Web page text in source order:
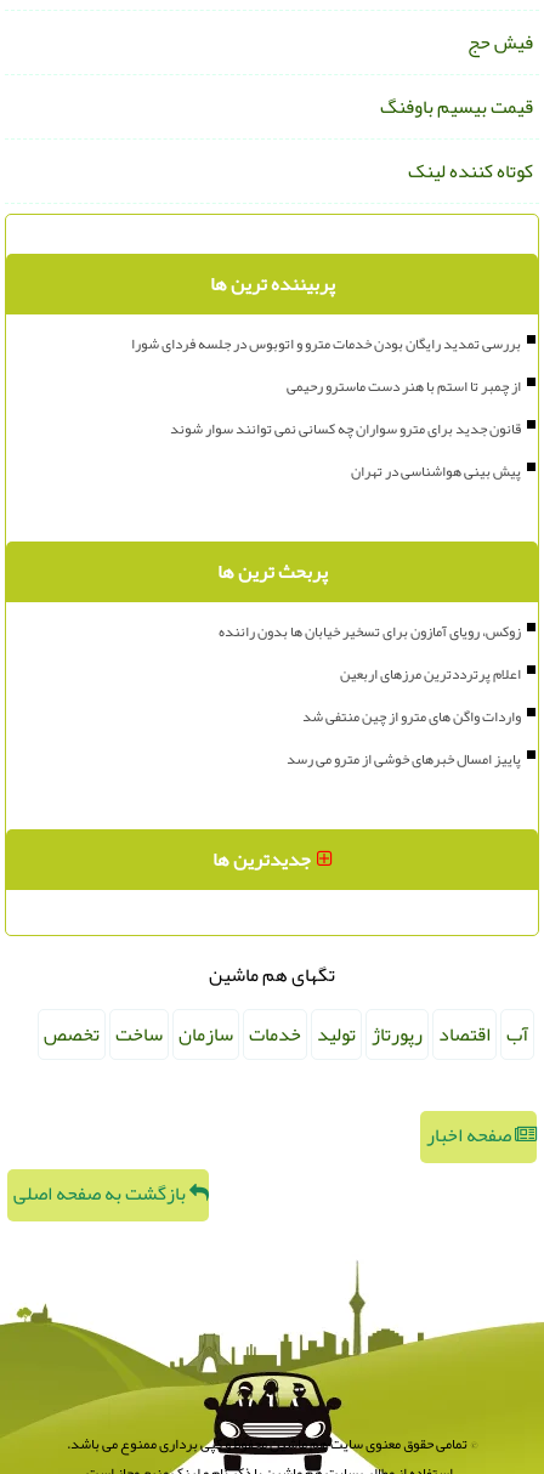
حج
بیسیم باوفنگ
کننده لینک
پربیننده ترین ها
بررسی تمدید رایگان بودن خدمات مترو و اتوبوس در جلسه فردای شورا
از چمبر تا استم با هنر دست ماسترو رحیمی
قانون جدید برای مترو سواران چه کسانی نمی توانند سوار شوند
پیش بینی هواشناسی در تهران
پربحث ترین ها
زوکس، رویای آمازون برای تسخیر خیابان ها بدون راننده
اعلام پرترددترین مرزهای اربعین
واردات واگن های مترو از چین منتفی شد
پاییز امسال خبرهای خوشی از مترو می رسد
جدیدترین ها
تگهای هم ماشین
آب
اقتصاد رپورتاژ تولید خدمات سازمان ساخت تخصص
صفحه اخبار
بازگشت به صفحه اصلی
© تمامی حقوق معنوی سایت هم ماشین محفوظ و کپی برداری ممنوع می باشد.